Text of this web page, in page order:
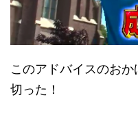
このアドバイスのお
切った！